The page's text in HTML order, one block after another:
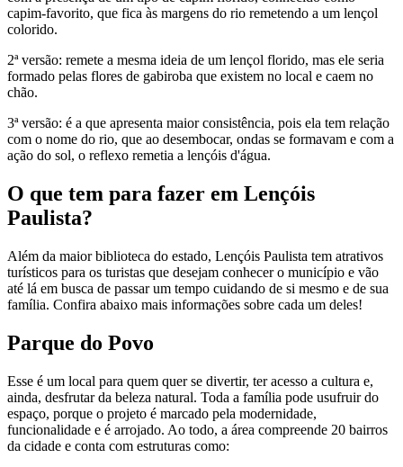
capim-favorito, que fica às margens do rio remetendo a um lençol
colorido.
2ª versão: remete a mesma ideia de um lençol florido, mas ele seria
formado pelas flores de gabiroba que existem no local e caem no
chão.
3ª versão: é a que apresenta maior consistência, pois ela tem relação
com o nome do rio, que ao desembocar, ondas se formavam e com a
ação do sol, o reflexo remetia a lençóis d'água.
O que tem para fazer em Lençóis
Paulista?
Além da maior biblioteca do estado, Lençóis Paulista tem atrativos
turísticos para os turistas que desejam conhecer o município e vão
até lá em busca de passar um tempo cuidando de si mesmo e de sua
família. Confira abaixo mais informações sobre cada um deles!
Parque do Povo
Esse é um local para quem quer se divertir, ter acesso a cultura e,
ainda, desfrutar da beleza natural. Toda a família pode usufruir do
espaço, porque o projeto é marcado pela modernidade,
funcionalidade e é arrojado. Ao todo, a área compreende 20 bairros
da cidade e conta com estruturas como: